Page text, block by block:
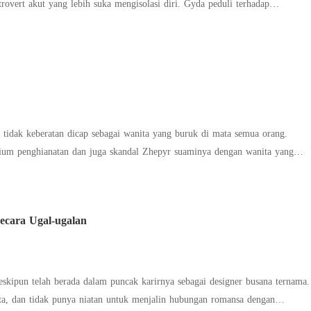
akut yang lebih suka mengisolasi diri. Gyda peduli terhadap
yang berbeda kepribadian ini
yang sama. Menjadi roommate dan akan tetap begitu selamanya. Gyda
cinta pada Delmar karena pemuda itu bukan tipenya. Tapi siapa sangka
nya perkataannya sendiri.
keberatan dicap sebagai wanita yang buruk di mata semua orang.
penghianatan dan juga skandal Zhepyr suaminya dengan wanita yang
suatu hari nanti karena telah memperlakukanku secara tidak adil!”
dirinya sendiri dihadapan pria yang telah berjanji setia menjadi ksatria
ada maaf bagi sang suami diakhir kisah ini? Ataukah Davira memilih
baru tanpanya?
Ugal-ugalan
telah berada dalam puncak karirnya sebagai designer busana ternama.
dan tidak punya niatan untuk menjalin hubungan romansa dengan